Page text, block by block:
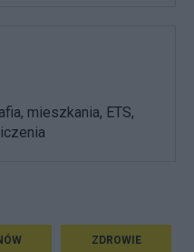
mieszkania, ETS,
ZDROWIE